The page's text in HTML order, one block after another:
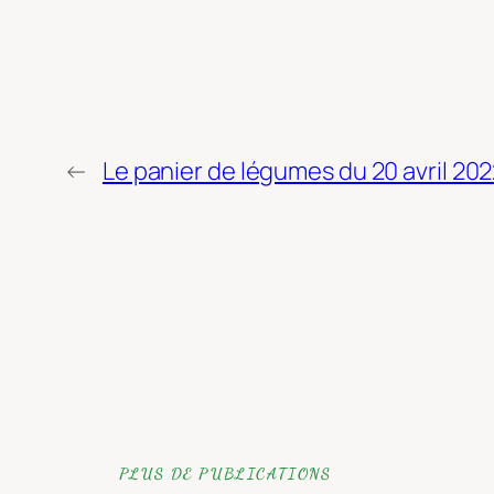
← Le panier de légumes du 20 avril
PLUS DE PUBLICATIONS